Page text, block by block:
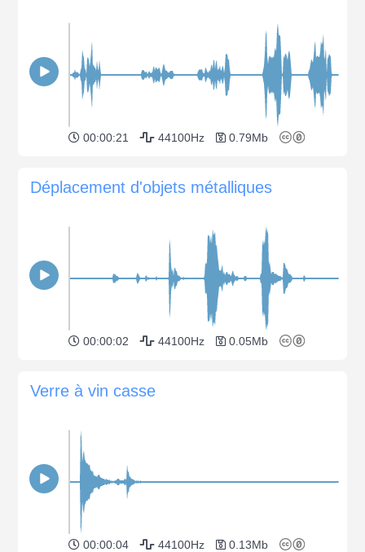
00:00:21 44100Hz 0.79Mb
Déplacement d'objets métalliques
00:00:02 44100Hz 0.05Mb
Verre à vin casse
00:00:04 44100Hz 0.13Mb